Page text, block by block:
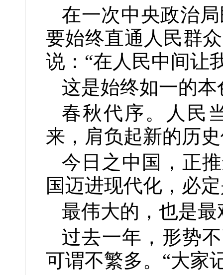
在一次中央政治
要始终直通人民群
说：“在人民中间让
这是始终如一的
春秋代序。人民
来，肩负起新的历
今日之中国，正
国迈进现代化，必
最伟大的，也是最
过去一年，形势
可谓不繁多。“大家